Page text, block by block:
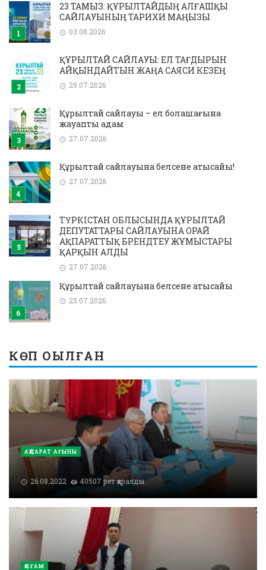
23 ТАМЫЗ: ҚҰРЫЛТАЙДЫҢ АЛҒАШҚЫ
САЙЛАУЫНЫҢ ТАРИХИ МАҢЫЗЫ
03.08.2026
ҚҰРЫЛТАЙ САЙЛАУЫ: ЕЛ ТАҒДЫРЫН
АЙҚЫНДАЙТЫН ЖАҢА САЯСИ КЕЗЕҢ
29.07.2026
Құрылтай сайлауы – ел болашағына
жауапты қадам
27.07.2026
Құрылтай сайлауына белсене қатысайық!
27.07.2026
ТҮРКІСТАН ОБЛЫСЫНДА ҚҰРЫЛТАЙ
ДЕПУТАТТАРЫ САЙЛАУЫНА ОРАЙ
АҚПАРАТТЫҚ БРЕНДТЕУ ЖҰМЫСТАРЫ
ҚАРҚЫН АЛДЫ
27.07.2026
Құрылтай сайлауына белсене қатысайық
25.07.2026
КӨП ОҚЫЛҒАН
АҚПАРАТ АҒЫНЫ
26.08.2022 40507 рет қаралды
ҚОҒАМ